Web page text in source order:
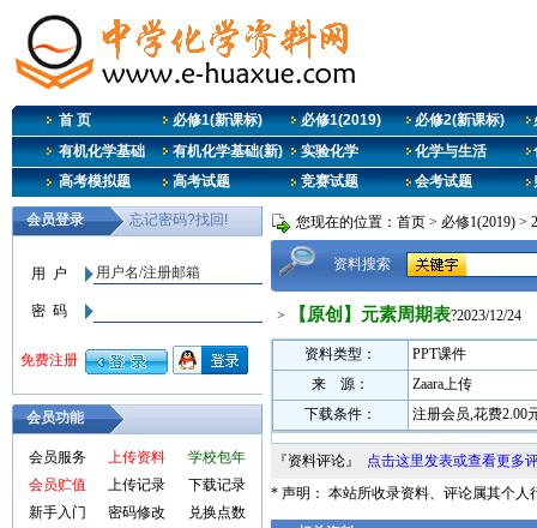
首 页 必修1(新课标) 必修1(2019) 必修2(新课标)
有机化学基础
有机化学基础(新) 实验化学 化学与生活
高考模拟题
高考试题 竞赛试题 会考试题
会员功能
会员服务 上传资料
学校包年
会员贮值
上传记录
下载记录
新手入门
密码修改
兑换点数
您现在的位置： 首页 > 必修1(2019) >
资料搜索
> 【原创】元素周期表?2023/12/24
资料类型：
PPT课件
来 源：
Zaara上传
下载条件：
注册会员,花费2.00
『资料评论』 点击这里发表或查看更多
* 声明： 本站所收录资料、评论属其个人